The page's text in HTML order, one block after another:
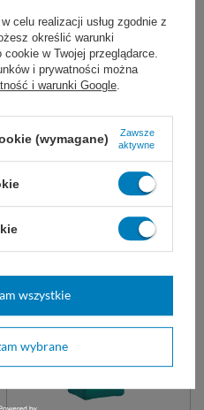
Schulke
70000081
1,5 kg
Proszek
celu realizacji usług zgodnie z
określić warunki
w Twojej przeglądarce.
i prywatności można
i warunki Google
(wymagane)
Zawsze
aktywne
wybrane
wszystkie